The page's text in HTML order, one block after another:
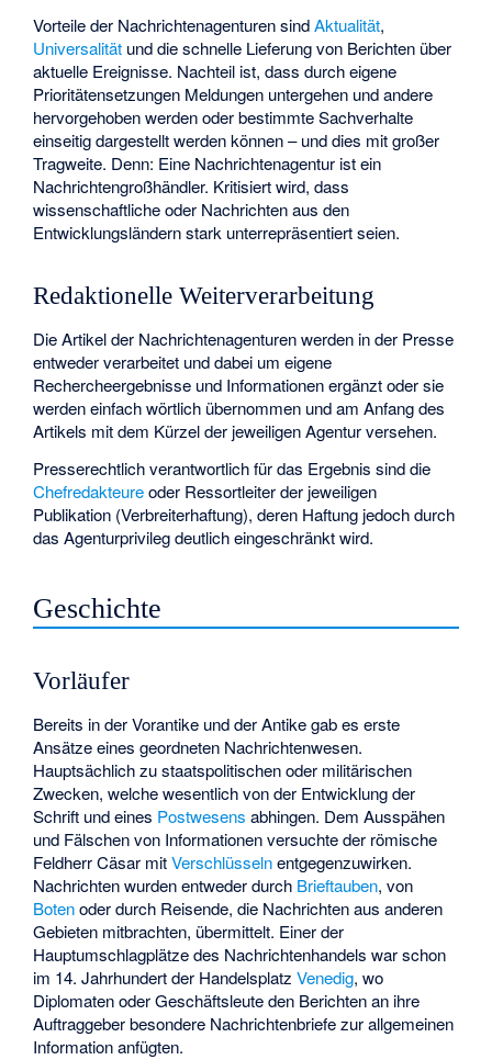
Vorteile der Nachrichtenagenturen sindAktualität,
Universalität und die schnelle Lieferung von Berichten über
aktuelle Ereignisse. Nachteil ist, dass durch eigene
Prioritätensetzungen Meldungen untergehen und andere
hervorgehoben werden oder bestimmte Sachverhalte
einseitig dargestellt werden können – und dies mit großer
Tragweite. Denn: Eine Nachrichtenagentur ist ein
Nachrichtengroßhändler. Kritisiert wird, dass
wissenschaftliche oder Nachrichten aus den
Entwicklungsländern stark unterrepräsentiert seien.
Redaktionelle Weiterverarbeitung
Die Artikel der Nachrichtenagenturen werden in der Presse
entweder verarbeitet und dabei um eigene
Rechercheergebnisse und Informationen ergänzt oder sie
werden einfach wörtlich übernommen und am Anfang des
Artikels mit dem Kürzel der jeweiligen Agentur versehen.
Presserechtlich verantwortlich für das Ergebnis sind die
Chefredakteureoder Ressortleiter der jeweiligen
Publikation (Verbreiterhaftung), deren Haftung jedoch durch
dasAgenturprivilegdeutlich eingeschränkt wird.
Geschichte
Vorläufer
Bereits in der Vorantike und der Antike gab es erste
Ansätze eines geordneten Nachrichtenwesen.
Hauptsächlich zu staatspolitischen oder militärischen
Zwecken, welche wesentlich von der Entwicklung der
Schrift und eines Postwesens abhingen. Dem Ausspähen
und Fälschen von Informationen versuchte der römische
Feldherr Cäsar mitVerschlüsselnentgegenzuwirken.
Nachrichten wurden entweder durch Brieftauben, von
Botenoder durch Reisende, die Nachrichten aus anderen
Gebieten mitbrachten, übermittelt. Einer der
Hauptumschlagplätze des Nachrichtenhandels war schon
im 14. Jahrhundert der HandelsplatzVenedig, wo
Diplomaten oder Geschäftsleute den Berichten an ihre
Auftraggeber besondere Nachrichtenbriefe zur allgemeinen
Information anfügten.